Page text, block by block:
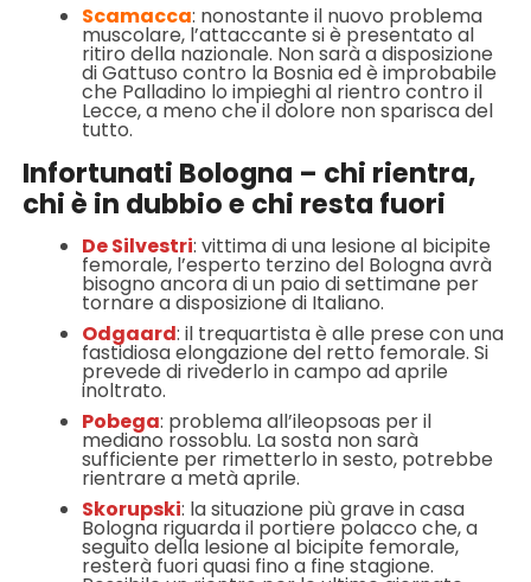
Scamacca: nonostante il nuovo problema
muscolare, l’attaccante si è presentato al
ritiro della nazionale. Non sarà a disposizione
di Gattuso contro la Bosnia ed è improbabile
che Palladino lo impieghi al rientro contro il
Lecce, a meno che il dolore non sparisca del
tutto.
Infortunati Bologna – chi rientra,
chi è in dubbio e chi resta fuori
De Silvestri: vittima di una lesione al bicipite
femorale, l’esperto terzino del Bologna avrà
bisogno ancora di un paio di settimane per
tornare a disposizione di Italiano.
Odgaard: il trequartista è alle prese con una
fastidiosa elongazione del retto femorale. Si
prevede di rivederlo in campo ad aprile
inoltrato.
Pobega: problema all’ileopsoas per il
mediano rossoblu. La sosta non sarà
sufficiente per rimetterlo in sesto, potrebbe
rientrare a metà aprile.
Skorupski: la situazione più grave in casa
Bologna riguarda il portiere polacco che, a
seguito della lesione al bicipite femorale,
resterà fuori quasi fino a fine stagione.